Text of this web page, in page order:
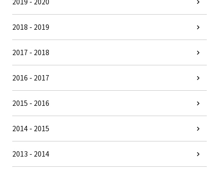
2018 - 2019
2017 - 2018
2016 - 2017
2015 - 2016
2014 - 2015
2013 - 2014